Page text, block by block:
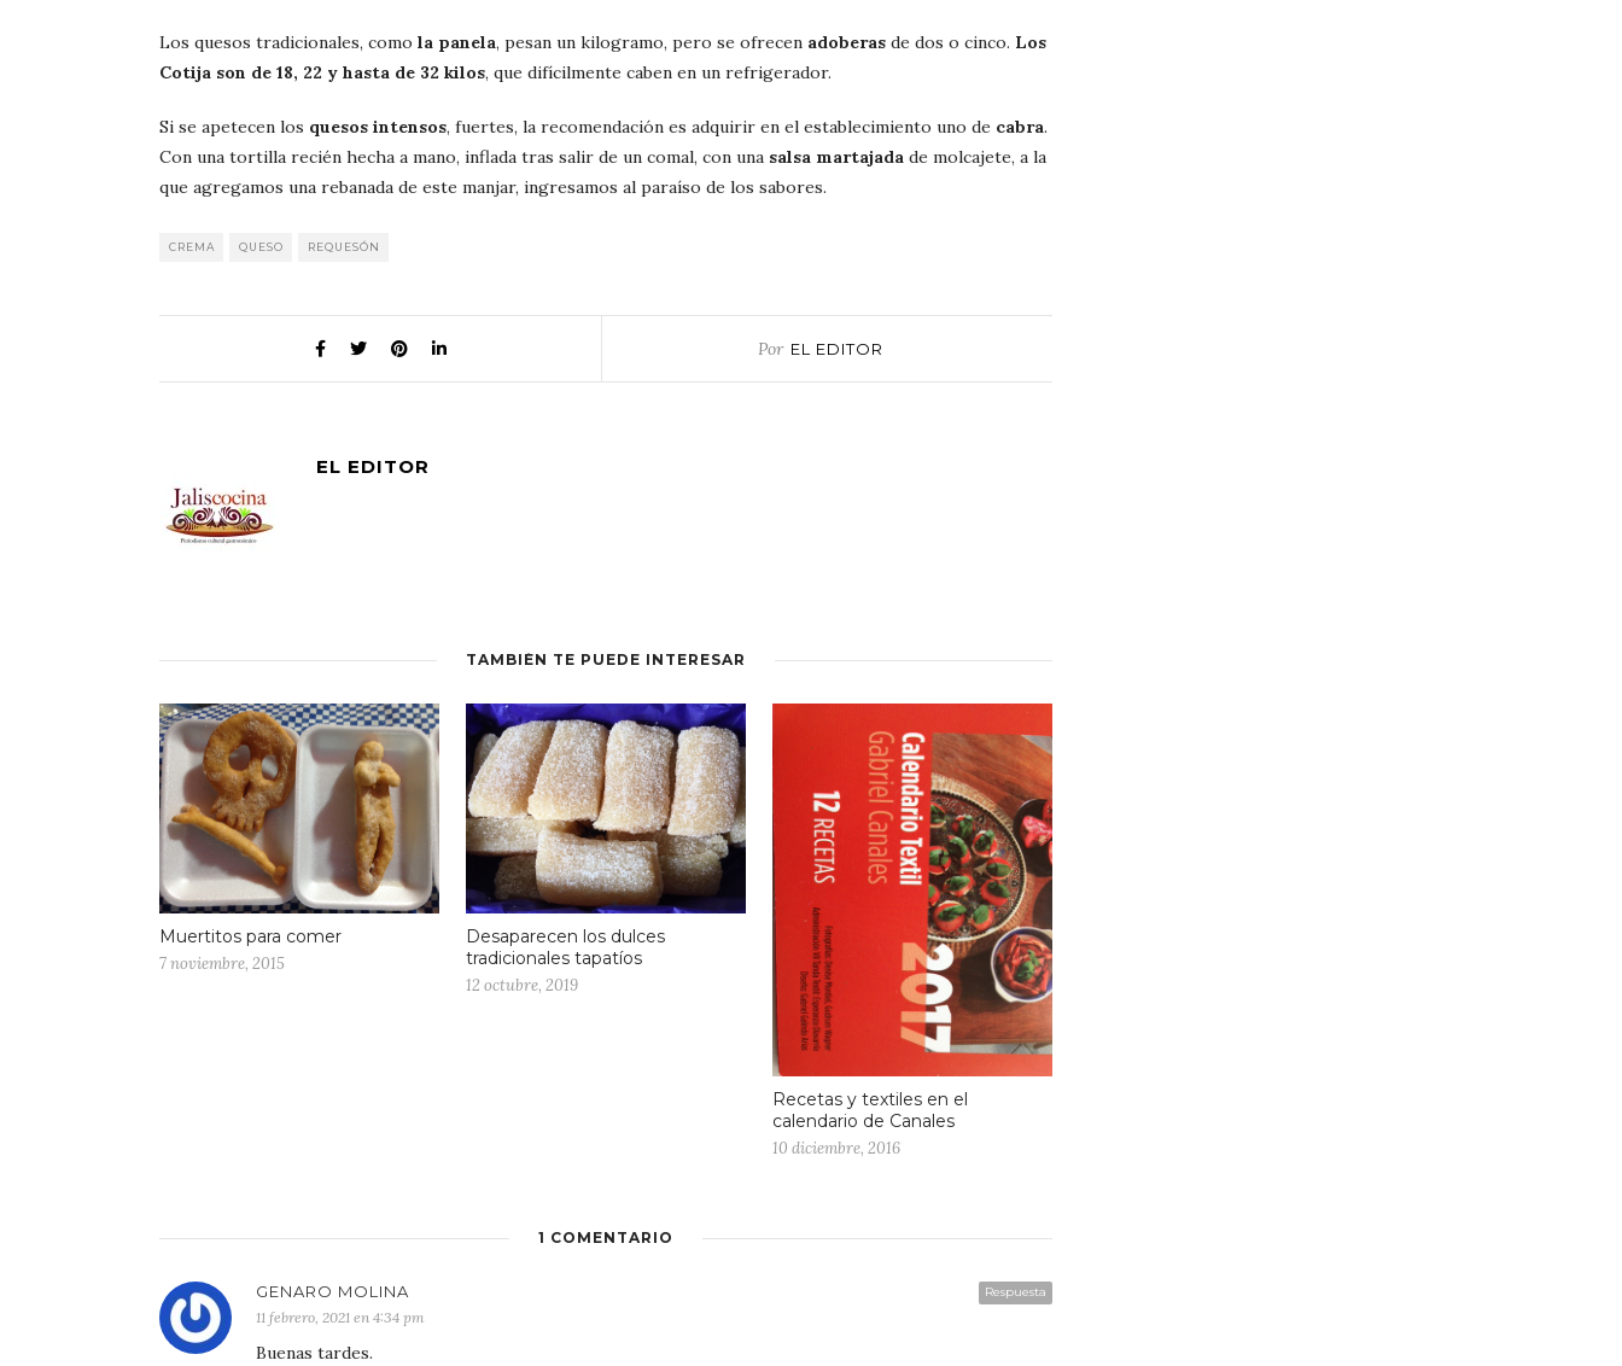
Los quesos tradicionales, como la panela, pesan un kilogramo, pero se ofrecen adoberas de dos o cinco. Los
Cotija son de 18, 22 y hasta de 32 kilos, que difícilmente caben en un refrigerador.
Si se apetecen los quesos intensos, fuertes, la recomendación es adquirir en el establecimiento uno de cabra.
Con una tortilla recién hecha a mano, inflada tras salir de un comal, con una salsa martajada de molcajete, a la
que agregamos una rebanada de este manjar, ingresamos al paraíso de los sabores.
CREMA QUESO REQUESÓN
Por EL EDITOR
EL EDITOR
TAMBIÉN TE PUEDE INTERESAR
Muertitos para comer
7 noviembre, 2015
Desaparecen los dulces
tradicionales tapatíos
12 octubre, 2019
Recetas y textiles en el
calendario de Canales
10 diciembre, 2016
1 COMENTARIO
Respuesta
GENARO MOLINA
11 febrero, 2021 en 4:34 pm
Buenas tardes.